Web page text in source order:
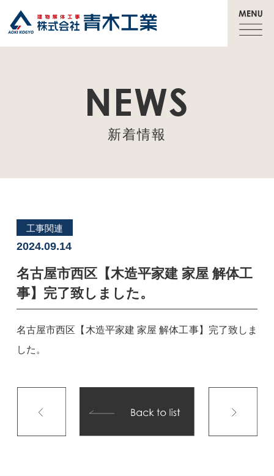
NEWS
新着情報
工事関連
2024.09.14
名古屋市西区【木造平家建 家屋 解体工
事】完了致しました。
名古屋市西区【木造平家建 家屋 解体工事】完了致しま
した。